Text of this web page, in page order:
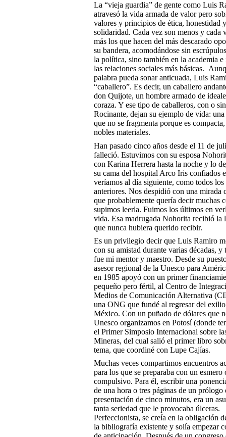
La “vieja guardia” de gente como Luis
atravesó la vida armada de valor pero
valores y principios de ética, honestidad y
solidaridad. Cada vez son menos y cada
más los que hacen del más descarado
su bandera, acomodándose sin
la política, sino también en la academia e
las relaciones sociales más básicas.
palabra pueda sonar anticuada, Luis
“caballero”. Es decir, un caballero
don Quijote, un hombre armado de
coraza. Y ese tipo de caballeros, con o sin
Rocinante, dejan su ejemplo de vida:
que no se fragmenta porque es
nobles materiales.
Han pasado cinco años desde el 11 de
falleció. Estuvimos con su esposa
con Karina Herrera hasta la noche y lo
su cama del hospital Arco Iris confiados
veríamos al día siguiente, como todos los
anteriores. Nos despidió con una mirada
que probablemente quería decir muchas
supimos leerla. Fuimos los últimos en
vida. Esa madrugada Nohorita recibió la
que nunca hubiera querido recibir.
Es un privilegio decir que Luis Ramiro
con su amistad durante varias décadas, y
fue mi mentor y maestro. Desde su
asesor regional de la Unesco para
en 1985 apoyó con un primer
pequeño pero fértil, al Centro de
Medios de Comunicación Alternativa
una ONG que fundé al regresar del
México. Con un puñado de dólares que
Unesco organizamos en Potosí (donde
el Primer Simposio Internacional sobre
Mineras, del cual salió el primer libro
tema, que coordiné con Lupe Cajías.
Muchas veces compartimos encuentros
para los que se preparaba con un esmero
compulsivo. Para él, escribir una
de una hora o tres páginas de un prólogo
presentación de cinco minutos, era un
tanta seriedad que le provocaba úlceras.
Perfeccionista, se creía en la obligación
la bibliografía existente y solía empezar